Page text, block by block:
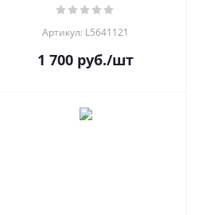
Артикул: L5641121
1 700 руб./шт